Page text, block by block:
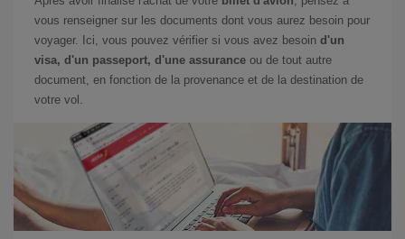
vous renseigner sur les documents dont vous aurez besoin pour
voyager. Ici, vous pouvez vérifier si vous avez besoin d'un
visa, d'un passeport, d'une assurance ou de tout autre
document, en fonction de la provenance et de la destination de
votre vol.